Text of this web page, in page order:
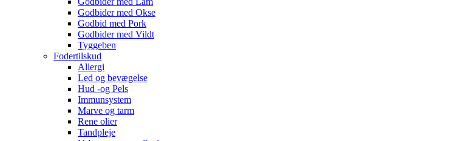
Godbider med Okse
Godbid med Pork
Godbider med Vildt
Tyggeben
Fodertilskud
Allergi
Led og bevægelse
Hud -og Pels
Immunsystem
Marve og tarm
Rene olier
Tandpleje